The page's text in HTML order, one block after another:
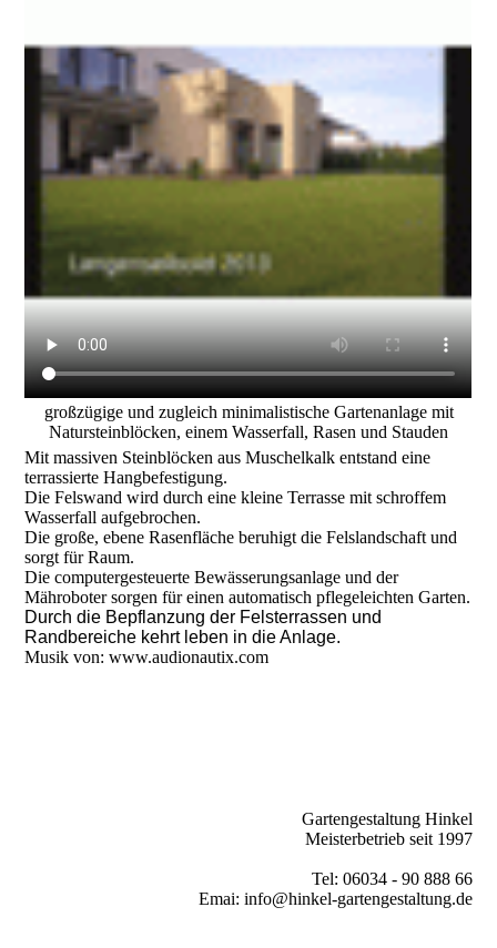
großzügige und zugleich minimalistische Gartenanlage mit
Natursteinblöcken, einem Wasserfall, Rasen und Stauden
Mit massiven Steinblöcken aus Muschelkalk entstand eine
terrassierte Hangbefestigung.
Die Felswand wird durch eine kleine Terrasse mit schroffem
Wasserfall aufgebrochen.
Die große, ebene Rasenfläche beruhigt die Felslandschaft und
sorgt für Raum.
Die computergesteuerte Bewässerungsanlage und der
Mähroboter sorgen für einen automatisch pflegeleichten Garten.
Durch die Bepflanzung der Felsterrassen und
Randbereiche kehrt leben in die Anlage.
Musik von: www.audionautix.com
Gartengestaltung Hinkel
Meisterbetrieb seit 1997
Tel: 06034 - 90 888 66
Emai: info@hinkel-gartengestaltung.de